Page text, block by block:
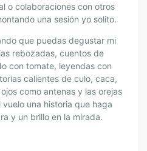
o colaboraciones con otros
una sesión yo solito.
que puedas degustar mi
rebozadas, cuentos de
con tomate, leyendas con
calientes de culo, caca,
como antenas y las orejas
una historia que haga
y un brillo en la mirada.